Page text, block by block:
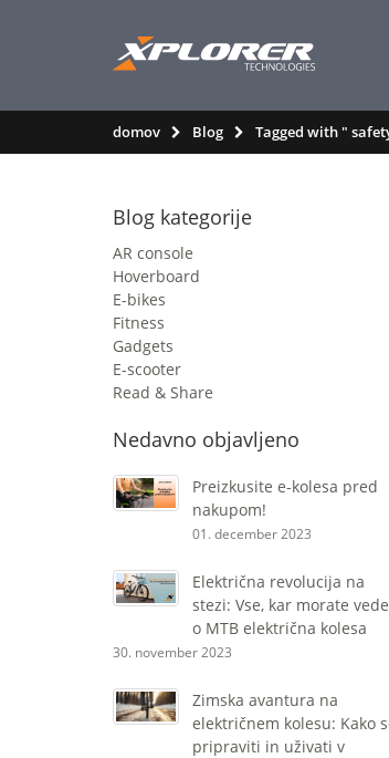
domov Blog Tagged with "
Blog kategorije
AR console
Hoverboard
E-bikes
Fitness
Gadgets
E-scooter
Read & Share
Nedavno objavljeno
Preizkusite e-kolesa pred
nakupom!
01. december 2023
Električna revolucija na
stezi: Vse, kar morate
o MTB električna kolesa
30. november 2023
Zimska avantura na
električnem kolesu: Kako
pripraviti in uživati ​​v